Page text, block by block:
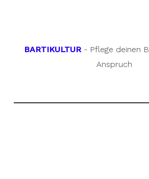
BARTIKULTUR- Pflege deinen
Anspruch